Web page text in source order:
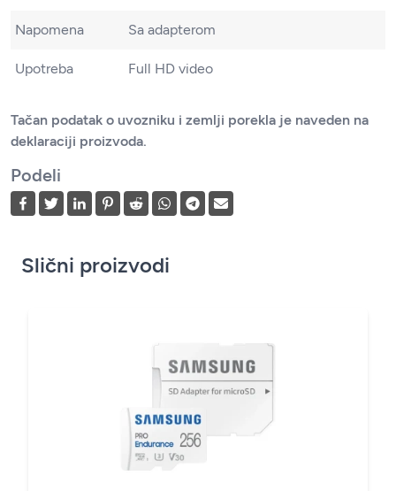
Napomena Sa adapterom
Upotreba Full HD video
Tačan podatak o uvozniku i zemlji porekla je naveden na
deklaraciji proizvoda.
Podeli
Slični proizvodi